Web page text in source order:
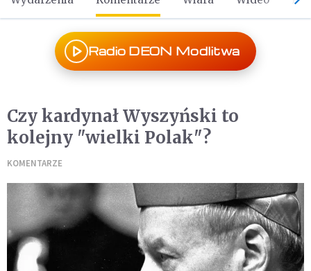
Radio DEON Modlitwa
Czy kardynał Wyszyński to
kolejny "wielki Polak"?
KOMENTARZE